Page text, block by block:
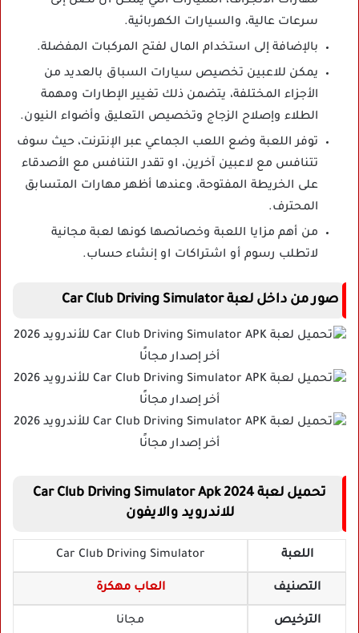
سرعات عالية، والسيارات الكهربائية.
بالإضافة إلى استخدام المال لفتح المركبات المفضلة.
يمكن للاعبين تخصيص سيارات السباق بالعديد من
الأجزاء المختلفة، يتضمن ذلك تغيير الإطارات ومهمة
الطلاء وإصلاح الزجاج وتخصيص التعليق وأضواء النيون.
توفر اللعبة وضع اللعب الجماعي عبر الإنترنت، حيث سوف
تتنافس مع لاعبين آخرين، او تقدر التنافس مع الأصدقاء
على الخريطة المفتوحة، وعندها أظهر مهارات المتسابق
المحترف.
من أهم مزايا اللعبة وخصائصها كونها لعبة مجانية
لاتطلب رسوم أو اشتراكات او إنشاء حساب.
صور من داخل لعبة Car Club Driving Simulator
تحميل لعبة Car Club Driving Simulator Apk 2024
للاندرويد والايفون
اللعبة Car Club Driving Simulator
التصنيف العاب مهكرة
الترخيص مجانا